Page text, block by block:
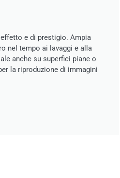
e di prestigio. Ampia
nel tempo ai lavaggi e alla
anche su superfici piane o
la riproduzione di immagini